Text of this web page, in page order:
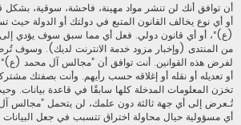
أن توافق أنك لن تنشر مواد مهينة، فاحشة، سوقية،
أو أي نوع يخالف القانون المتبع في دولتك أو الدولة
(ع)“، أو أي قانون دولي. فعل أي مما سبق سوف يؤدي
من المنتدى (وإخبار مزود خدمة الانترنت لديك). وسوف
لفرض هذه القوانين. أنت توافق أن ”مجالس آل محمد (ع)“
أو تعديله أو نقله أو إغلاقه حسب رأيهم. وأنت بصفتك
تخزن المعلومات المدخلة كلها سابقًا في قاعدة بيانات.
أي مسؤولية حيال محاولة اختراق تتسبب في جعل